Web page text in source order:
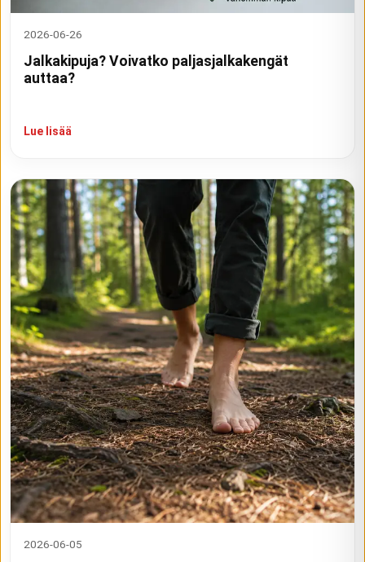
2026-06-26
Jalkakipuja? Voivatko paljasjalkakengät
auttaa?
Lue lisää
2026-06-05